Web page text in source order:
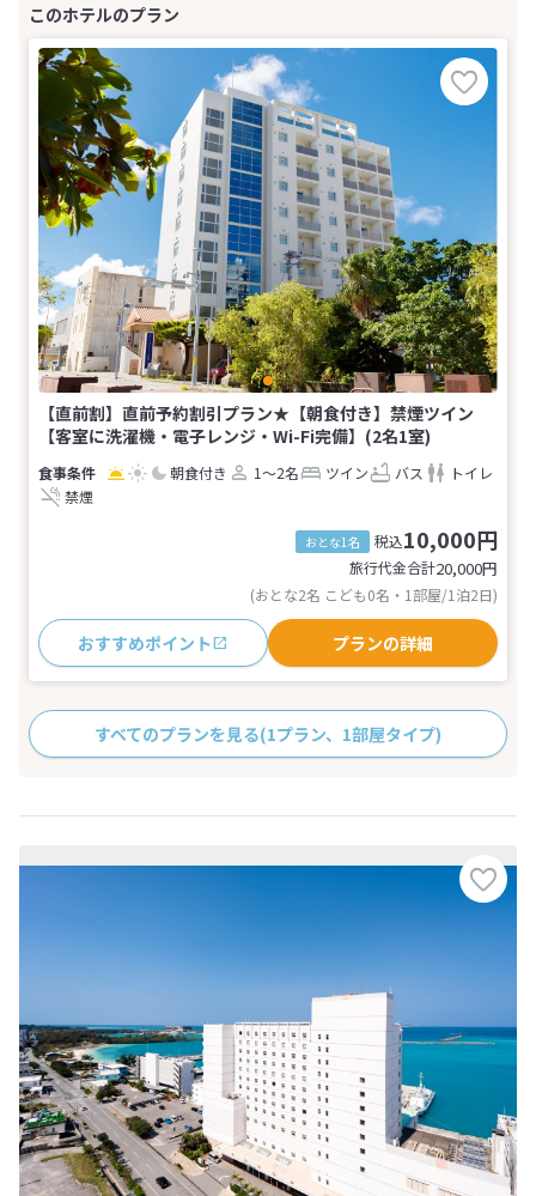
【直前割】直前予約割引プラン★【朝食付き】禁煙ツイン
【客室に洗濯機・電子レンジ・Wi-Fi完備】(2名1室)
朝食付き 1～2名 ツイン バス
トイレ
禁煙
おとな1名 税込10,000円
旅行代金合計20,000円
(おとな2名 こども0名・1部屋/1泊2日)
おすすめポイント プランの詳細
すべてのプランを見る(1プラン、1部屋タイプ)